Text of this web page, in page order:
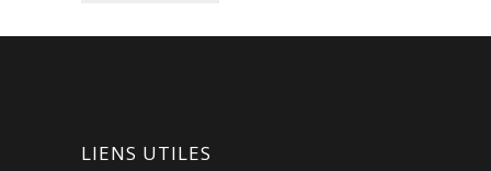
LIENS UTILES